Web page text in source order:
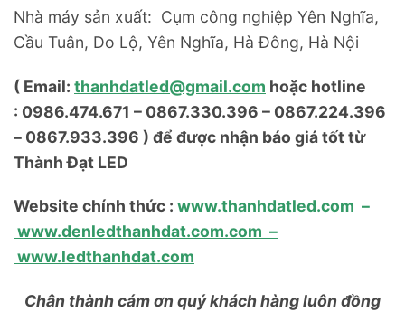
Nhà máy sản xuất: Cụm công nghiệp Yên Nghĩa,
Cầu Tuân, Do Lộ, Yên Nghĩa, Hà Đông, Hà Nội
( Email: thanhdatled@gmail.com hoặc hotline
: 0986.474.671 – 0867.330.396 – 0867.224.396
– 0867.933.396 ) để được nhận báo giá tốt từ
Thành Đạt LED
Website chính thức : www.thanhdatled.com –
www.denledthanhdat.com.com –
www.ledthanhdat.com
Chân thành cám ơn quý khách hàng luôn đồng